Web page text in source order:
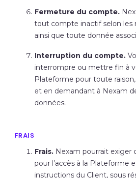
Fermeture du compte.
tout compte inactif selon les
ainsi que toute donnée
Interruption du compte.
interrompre ou mettre fin à
Plateforme pour toute
et en demandant à Nexam
données.
FRAIS
Frais. Nexam pourrait exiger
pour l’accès à la Plateforme
instructions du Client, sous